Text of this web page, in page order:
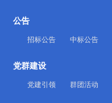
公告
招标公告 中标公告
党群建设
党建引领 群团活动